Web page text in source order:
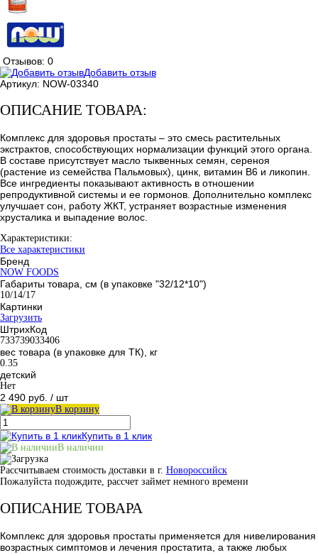
Отзывов: 0
Добавить отзыв
Артикул: NOW-03340
ОПИСАНИЕ ТОВАРА:
Комплекс для здоровья простаты – это смесь растительных
экстрактов, способствующих нормализации функций этого органа.
В составе присутствует масло тыквенных семян, сереноя
(растение из семейства Пальмовых), цинк, витамин В6 и ликопин.
Все ингредиенты показывают активность в отношении
репродуктивной системы и ее гормонов. Дополнительно комплекс
улучшает сон, работу ЖКТ, устраняет возрастные изменения
хрусталика и выпадение волос.
Характеристики:
Все характеристики
Бренд
NOW FOODS
Габариты товара, см (в упаковке "32/12*10")
10/14/17
Картинки
Загрузить
ШтрихКод
733739033406
вес товара (в упаковке для ТК), кг
0.35
детский
Нет
2 490 руб. / шт
В корзину
Купить в 1 клик
В наличии
Рассчитываем стоимость доставки в г. Новороссийск
Пожалуйста подождите, рассчет займет немного времени
ОПИСАНИЕ ТОВАРА
Комплекс для здоровья простаты применяется для нивелирования
возрастных симптомов и лечения простатита, а также любых